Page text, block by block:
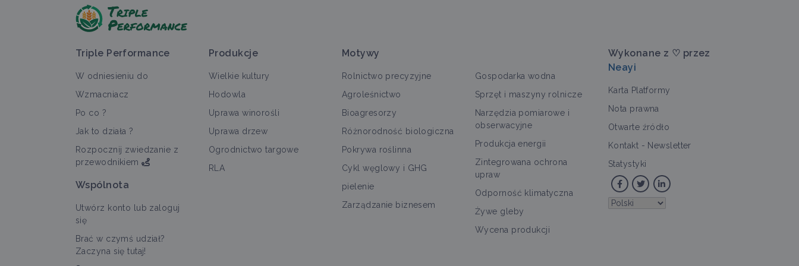
Triple Performance
W odniesieniu do
Wzmacniacz
Po co ?
Jak to działa ?
Rozpocznij zwiedzanie z
przewodnikiem
Wspólnota
Utwórz konto lub zaloguj
się
Brać w czymś udział?
Zaczyna się tutaj!
Produkcje
Wielkie kultury
Hodowla
Uprawa winorośli
Uprawa drzew
Ogrodnictwo targowe
RLA
Motywy
Rolnictwo precyzyjne
Agroleśnictwo
Bioagresorzy
Różnorodność biologiczna
Pokrywa roślinna
Cykl węglowy i GHG
pielenie
Zarządzanie biznesem
Gospodarka wodna
Sprzęt i maszyny rolnicze
Narzędzia pomiarowe i
obserwacyjne
Produkcja energii
Zintegrowana ochrona
upraw
Odporność klimatyczna
Żywe gleby
Wycena produkcji
Wykonane z ♡ przez
Neayi
Karta Platformy
Nota prawna
Otwarte źródło
Kontakt - Newsletter
Statystyki